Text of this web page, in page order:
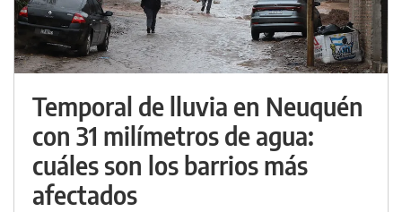
Temporal de lluvia en Neuquén
con 31 milímetros de agua:
cuáles son los barrios más
afectados